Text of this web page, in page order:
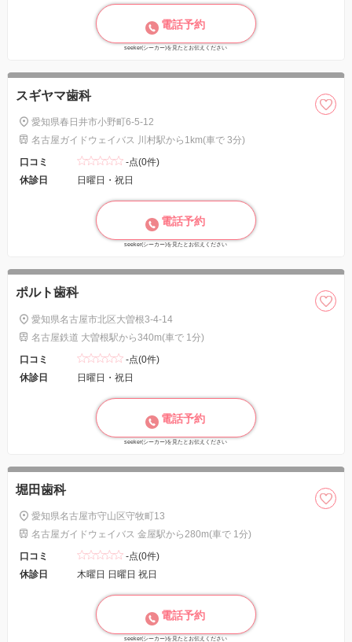
電話予約
seeker(シーカー)を見たとお伝えください
スギヤマ歯科
愛知県春日井市小野町6-5-12
名古屋ガイドウェイバス 川村駅から1km(車で 3分)
口コミ
-点(0件)
休診日
日曜日・祝日
電話予約
seeker(シーカー)を見たとお伝えください
ポルト歯科
愛知県名古屋市北区大曽根3-4-14
名古屋鉄道 大曽根駅から340m(車で 1分)
口コミ
-点(0件)
休診日
日曜日・祝日
電話予約
seeker(シーカー)を見たとお伝えください
堀田歯科
愛知県名古屋市守山区守牧町13
名古屋ガイドウェイバス 金屋駅から280m(車で 1分)
口コミ
-点(0件)
休診日
木曜日 日曜日 祝日
電話予約
seeker(シーカー)を見たとお伝えください